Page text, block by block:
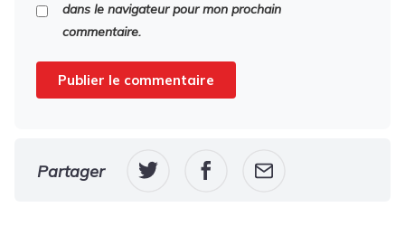
dans le navigateur pour mon prochain
commentaire.
Partager